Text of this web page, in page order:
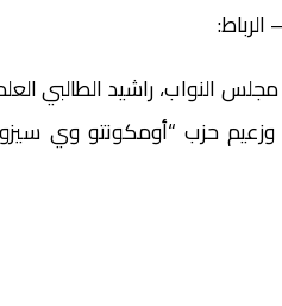
النواب، راشيد الطالبي
وزعيم حزب “أومكونتو وي